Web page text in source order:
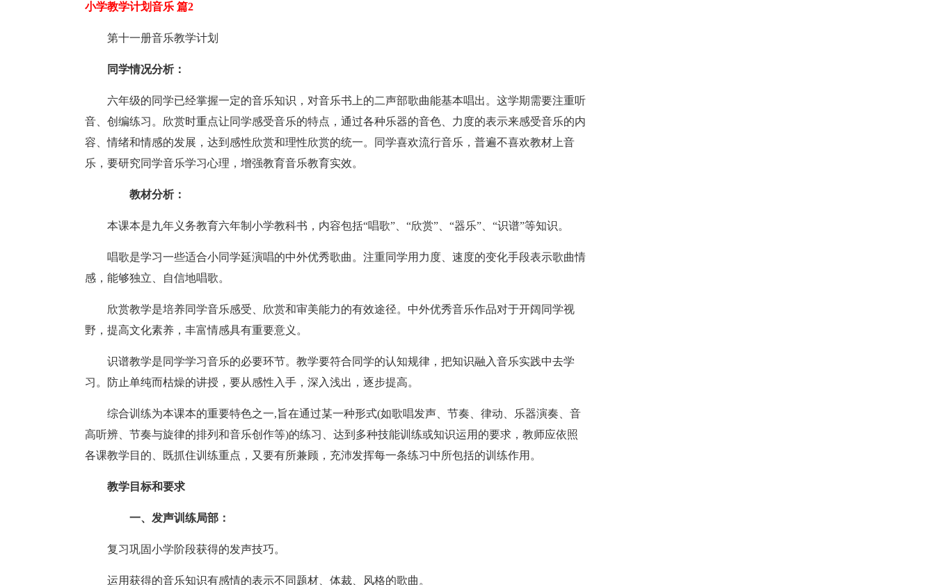
小学教学计划音乐 篇2
第十一册音乐教学计划
同学情况分析：
六年级的同学已经掌握一定的音乐知识，对音乐书上的二声部歌曲能基本唱出。这学期需要注重听
音、创编练习。欣赏时重点让同学感受音乐的特点，通过各种乐器的音色、力度的表示来感受音乐的内
容、情绪和情感的发展，达到感性欣赏和理性欣赏的统一。同学喜欢流行音乐，普遍不喜欢教材上音
乐，要研究同学音乐学习心理，增强教育音乐教育实效。
教材分析：
本课本是九年义务教育六年制小学教科书，内容包括“唱歌”、“欣赏”、“器乐”、“识谱”等知识。
唱歌是学习一些适合小同学延演唱的中外优秀歌曲。注重同学用力度、速度的变化手段表示歌曲情
感，能够独立、自信地唱歌。
欣赏教学是培养同学音乐感受、欣赏和审美能力的有效途径。中外优秀音乐作品对于开阔同学视
野，提高文化素养，丰富情感具有重要意义。
识谱教学是同学学习音乐的必要环节。教学要符合同学的认知规律，把知识融入音乐实践中去学
习。防止单纯而枯燥的讲授，要从感性入手，深入浅出，逐步提高。
综合训练为本课本的重要特色之一,旨在通过某一种形式(如歌唱发声、节奏、律动、乐器演奏、音
高听辨、节奏与旋律的排列和音乐创作等)的练习、达到多种技能训练或知识运用的要求，教师应依照
各课教学目的、既抓住训练重点，又要有所兼顾，充沛发挥每一条练习中所包括的训练作用。
教学目标和要求
一、发声训练局部：
复习巩固小学阶段获得的发声技巧。
运用获得的音乐知识有感情的表示不同题材、体裁、风格的歌曲。